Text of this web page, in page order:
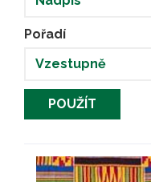
Pořadí
POUŽÍT